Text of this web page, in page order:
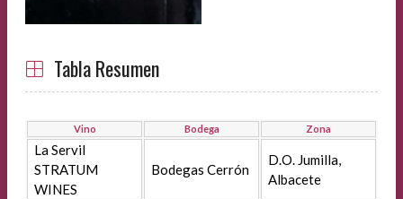
Tabla Resumen
Vino Bodega Zona
La Servil
STRATUM
WINES
Bodegas Cerrón
D.O. Jumilla,
Albacete